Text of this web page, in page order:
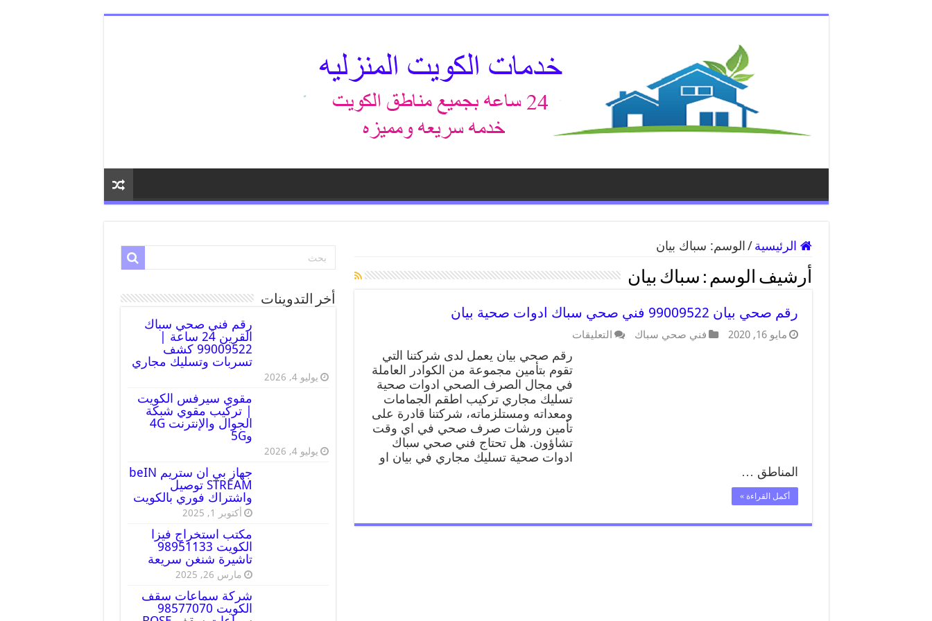
الرئيسية / الوسم: سباك بيان
أرشيف الوسم : سباك بيان
رقم صحي بيان 99009522 فني صحي سباك ادوات صحية بيان
مايو 16, 2020 فني صحي سباك التعليقات
رقم صحي بيان يعمل لدى شركتنا التي
تقوم بتأمين مجموعة من الكوادر العاملة
في مجال الصرف الصحي ادوات صحية
تسليك مجاري تركيب اطقم الجمامات
ومعداته ومستلزماته، شركتنا قادرة على
تأمين ورشات صرف صحي في اي وقت
تشاؤون. هل تحتاج فني صحي سباك
ادوات صحية تسليك مجاري في بيان او
المناطق …
أكمل القراءة »
أخر التدوينات
رقم فني صحي سباك
القرين 24 ساعة |
99009522 كشف
تسربات وتسليك مجاري
يوليو 4, 2026
مقوي سيرفس الكويت
| تركيب مقوي شبكة
الجوال والإنترنت 4G
و5G
يوليو 4, 2026
جهاز بي ان ستريم beIN
STREAM توصيل
واشتراك فوري بالكويت
أكتوبر 1, 2025
مكتب استخراج فيزا
الكويت 98951133
تاشيرة شنغن سريعة
مارس 26, 2025
شركة سماعات سقف
الكويت 98577070